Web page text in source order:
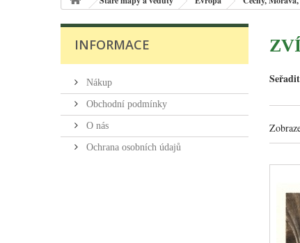
INFORMACE
Nákup
Obchodní podmínky
O nás
Ochrana osobních údajů